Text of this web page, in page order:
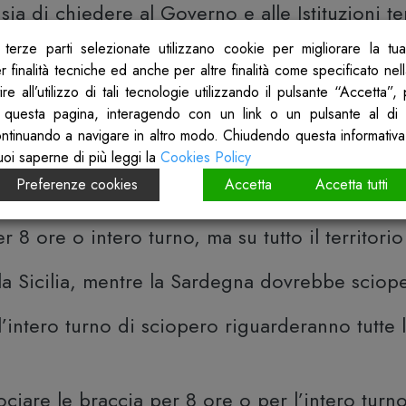
di chiedere al Governo e alle Istituzioni
materia di lavoro (salari, contratti,
e rivalutazione delle pensioni,
La mobilitazione sarà articolata sulla
turno di sciopero per tutte le lavoratrici
le lavoratrici e i lavoratori delle
8 ore o intero turno, ma su tutto il territorio
Sicilia, mentre la Sardegna dovrebbe
turno di sciopero riguarderanno
le braccia per 8 ore o per l’intero
parti selezionate utilizzano cookie per migliorare la
finalità tecniche ed anche per altre finalità come specificato
all’utilizzo di tali tecnologie utilizzando il pulsante “Accetta”,
questa pagina, interagendo con un link o un pulsante al di
a navigare in altro modo. Chiudendo questa
saperne di più leggi la Cookies Policy
Preferenze cookies Accetta Accetta tutti